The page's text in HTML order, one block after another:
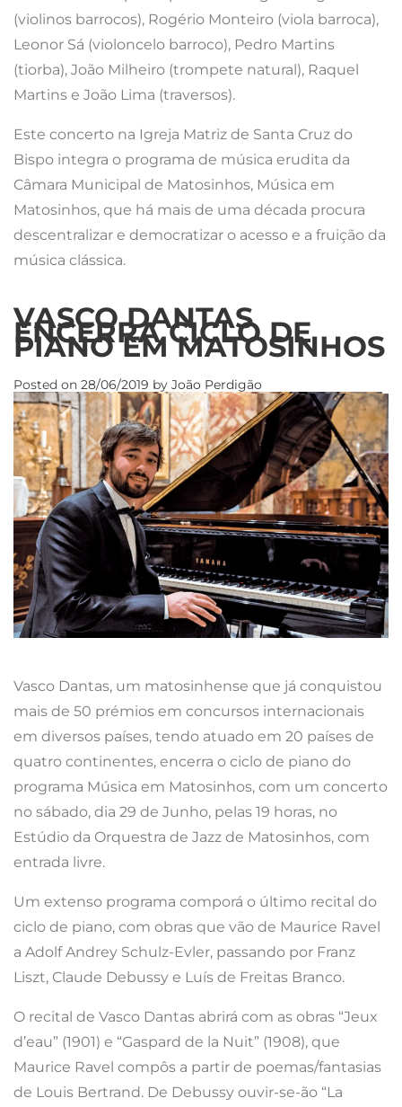
(violinos barrocos), Rogério Monteiro (viola barroca),
Leonor Sá (violoncelo barroco), Pedro Martins
(tiorba), João Milheiro (trompete natural), Raquel
Martins e João Lima (traversos).
Este concerto na Igreja Matriz de Santa Cruz do
Bispo integra o programa de música erudita da
Câmara Municipal de Matosinhos, Música em
Matosinhos, que há mais de uma década procura
descentralizar e democratizar o acesso e a fruição da
música clássica.
VASCO DANTAS
ENCERRA CICLO DE
PIANO EM MATOSINHOS
Posted on 28/06/2019 by João Perdigão
Vasco Dantas, um matosinhense que já conquistou
mais de 50 prémios em concursos internacionais
em diversos países, tendo atuado em 20 países de
quatro continentes, encerra o ciclo de piano do
programa Música em Matosinhos, com um concerto
no sábado, dia 29 de Junho, pelas 19 horas, no
Estúdio da Orquestra de Jazz de Matosinhos, com
entrada livre.
Um extenso programa comporá o último recital do
ciclo de piano, com obras que vão de Maurice Ravel
a Adolf Andrey Schulz-Evler, passando por Franz
Liszt, Claude Debussy e Luís de Freitas Branco.
O recital de Vasco Dantas abrirá com as obras “Jeux
d’eau” (1901) e “Gaspard de la Nuit” (1908), que
Maurice Ravel compôs a partir de poemas/fantasias
de Louis Bertrand. De Debussy ouvir-se-ão “La